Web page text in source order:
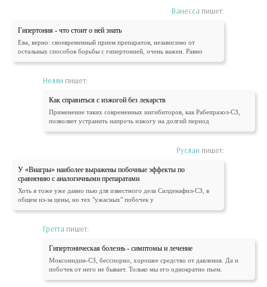
Ванесса пишет:
Гипертония - что стоит о ней знать
Ева, верно: своевременный прием препаратов, независимо от
остальных способов борьбы с гипертонией, очень важен. Равно
Нелли пишет:
Как справиться с изжогой без лекарств
Применение таких современных ингибиторов, как Рабепразол-СЗ,
позволяет устранить напрочь изжогу на долгий период
Руслан пишет:
У «Виагры» наиболее выражены побочные эффекты по
сравнению с аналогичными препаратами
Хоть я тоже уже давно пью для известного дела Силденафил-СЗ, в
общем из-за цены, но тех "ужасных" побочек у
Гретта пишет:
Гипертоническая болезнь - симптомы и лечение
Моксонидин-СЗ, бесспорно, хорошее средство от давления. Да и
побочек от него не бывает. Только мы его однократно пьем.